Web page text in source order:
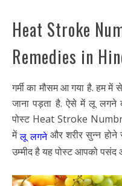
Heat Stroke
Remedies in
गर्मी का मौसम आ गया है. हम
जाना पड़ता है. ऐसे में लू लगने
पोस्ट Heat Stroke
मेंलू लगनेऔर शरीर सुन्न होने
उम्मीद है यह पोस्ट आपको पसंद